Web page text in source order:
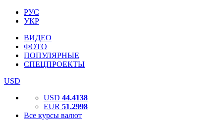
РУС
УКР
ВИДЕО
ФОТО
ПОПУЛЯРНЫЕ
СПЕЦПРОЕКТЫ
USD
USD 44.4138
EUR 51.2998
Все курсы валют